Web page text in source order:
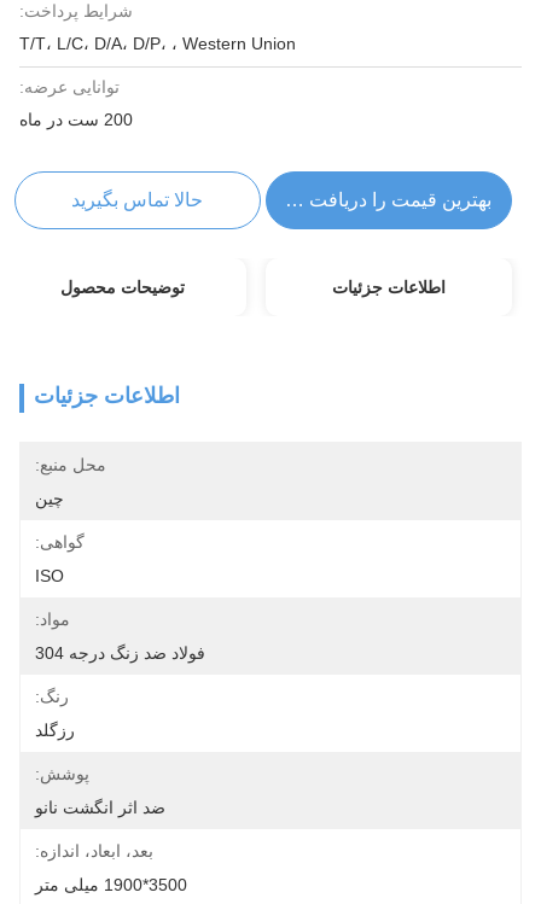
شرایط پرداخت:
T/T، L/C، D/A، D/P، ، Western Union
توانایی عرضه:
200 ست در ماه
بهترین قیمت را دریافت کنید حالا تماس بگیرید
اطلاعات جزئیات توضیحات محصول
اطلاعات جزئیات
محل منبع:
چین
گواهی:
ISO
مواد:
فولاد ضد زنگ درجه 304
رنگ:
رزگلد
پوشش:
ضد اثر انگشت نانو
بعد، ابعاد، اندازه:
3500*1900 میلی متر